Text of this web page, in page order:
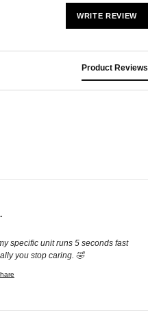
WRITE REVIEW
Product Reviews
specific unit runs 5 seconds fast
you stop caring. 🤣